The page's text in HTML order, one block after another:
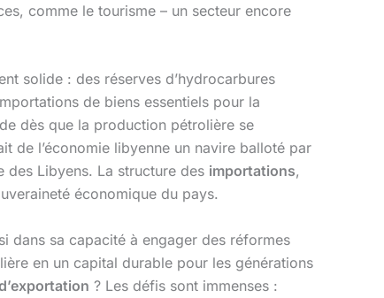
comme le tourisme – un secteur encore
solide : des réserves d’hydrocarbures
de biens essentiels pour la
dès que la production pétrolière se
de l’économie libyenne un navire balloté par
des Libyens. La structure des importations,
économique du pays.
dans sa capacité à engager des réformes
en un capital durable pour les générations
? Les défis sont immenses :